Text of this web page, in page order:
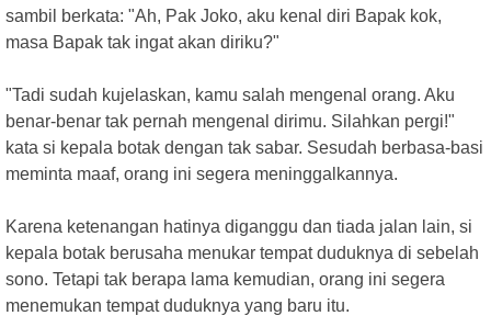
sambil berkata: "Ah, Pak Joko, aku kenal diri Bapak kok,
masa Bapak tak ingat akan diriku?"
"Tadi sudah kujelaskan, kamu salah mengenal orang. Aku
benar-benar tak pernah mengenal dirimu. Silahkan pergi!"
kata si kepala botak dengan tak sabar. Sesudah berbasa-basi
meminta maaf, orang ini segera meninggalkannya.
Karena ketenangan hatinya diganggu dan tiada jalan lain, si
kepala botak berusaha menukar tempat duduknya di sebelah
sono. Tetapi tak berapa lama kemudian, orang ini segera
menemukan tempat duduknya yang baru itu.